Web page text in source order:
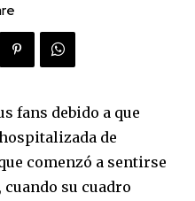
fans debido a que
de
comenzó a sentirse
cuando su cuadro